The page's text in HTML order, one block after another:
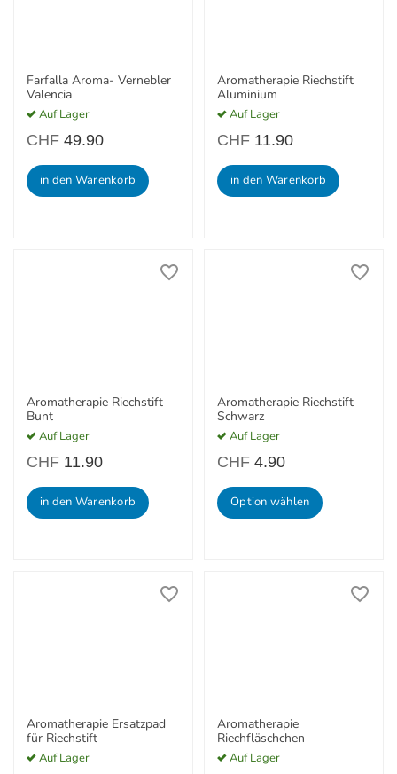
Farfalla Aroma- Vernebler
Valencia
Auf Lager
CHF49.90
in den Warenkorb
Aromatherapie Riechstift
Aluminium
Auf Lager
CHF 11.90
in den Warenkorb
Aromatherapie Riechstift
Bunt
Auf Lager
CHF 11.90
in den Warenkorb
Aromatherapie Riechstift
Schwarz
Auf Lager
CHF4.90
Option wählen
Aromatherapie Ersatzpad
für Riechstift
Auf Lager
Aromatherapie
Riechfläschchen
Auf Lager